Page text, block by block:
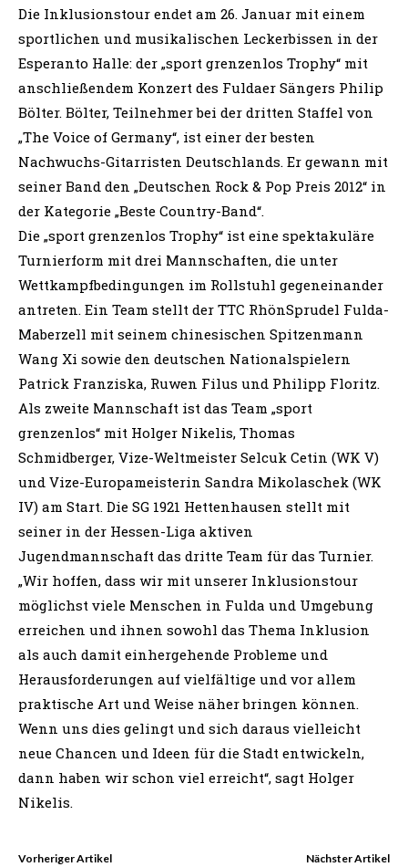
Die Inklusionstour endet am 26. Januar mit einem
sportlichen und musikalischen Leckerbissen in der
Esperanto Halle: der „sport grenzenlos Trophy“ mit
anschließendem Konzert des Fuldaer Sängers Philip
Bölter. Bölter, Teilnehmer bei der dritten Staffel von
„The Voice of Germany“, ist einer der besten
Nachwuchs-Gitarristen Deutschlands. Er gewann mit
seiner Band den „Deutschen Rock & Pop Preis 2012“ in
der Kategorie „Beste Country-Band“.
Die „sport grenzenlos Trophy“ ist eine spektakuläre
Turnierform mit drei Mannschaften, die unter
Wettkampfbedingungen im Rollstuhl gegeneinander
antreten. Ein Team stellt der TTC RhönSprudel Fulda-
Maberzell mit seinem chinesischen Spitzenmann
Wang Xi sowie den deutschen Nationalspielern
Patrick Franziska, Ruwen Filus und Philipp Floritz.
Als zweite Mannschaft ist das Team „sport
grenzenlos“ mit Holger Nikelis, Thomas
Schmidberger, Vize-Weltmeister Selcuk Cetin (WK V)
und Vize-Europameisterin Sandra Mikolaschek (WK
IV) am Start. Die SG 1921 Hettenhausen stellt mit
seiner in der Hessen-Liga aktiven
Jugendmannschaft das dritte Team für das Turnier.
„Wir hoffen, dass wir mit unserer Inklusionstour
möglichst viele Menschen in Fulda und Umgebung
erreichen und ihnen sowohl das Thema Inklusion
als auch damit einhergehende Probleme und
Herausforderungen auf vielfältige und vor allem
praktische Art und Weise näher bringen können.
Wenn uns dies gelingt und sich daraus vielleicht
neue Chancen und Ideen für die Stadt entwickeln,
dann haben wir schon viel erreicht“, sagt Holger
Nikelis.
Vorheriger Artikel Nächster Artikel